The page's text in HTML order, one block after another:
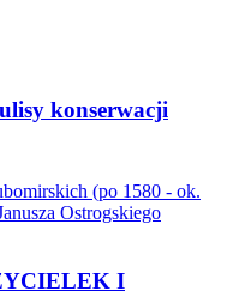
konserwacji
I